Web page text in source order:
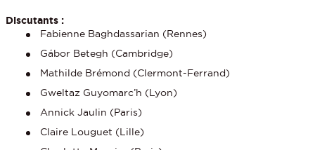
Discutants :
Fabienne Baghdassarian (Rennes)
Gábor Betegh (Cambridge)
Mathilde Brémond (Clermont-Ferrand)
Gweltaz Guyomarc’h (Lyon)
Annick Jaulin (Paris)
Claire Louguet (Lille)